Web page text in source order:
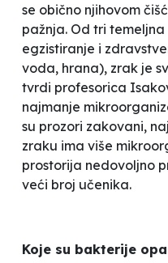
se obično njihovom
pažnja. Od tri
egzistiranje i
voda, hrana), zrak je
tvrdi profesorica
najmanje
su prozori zakovani,
zraku ima više
prostorija nedovoljno
veći broj učenika.
Koje su bakterije